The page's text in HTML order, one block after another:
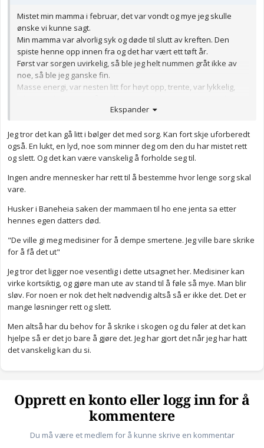
Mistet min mamma i februar, det var vondt og mye jeg skulle
ønske vi kunne sagt.
Min mamma var alvorlig syk og døde til slutt av kreften. Den
spiste henne opp innen fra og det har vært ett tøft år.
Først var sorgen uvirkelig, så ble jeg helt nummen gråt ikke av
noe, så ble jeg ganske fin.
Masse energi, var nesten litt for høyt opp, trente, var lykkelig,
igjen, føler på er enormt tomrom, jeg er så uendelig trist, jeg
"dumme" rådene ho kom med.
Gråter masse, men gjemmer meg for nå virker det som at alle
mener at min sorg bør være over. Det er den ikke, den er nesten
Dere som dessverre har vært igjennom noen sorger er det
vanlig at den blir forsterker igjen? Er dette fasene vi må
gjennom?
Jeg har opplevd sorger før, jeg bare husker ikke den ekstremt
Ekspander
Jeg tror det kan gå litt i bølger det med sorg. Kan fort skje uforberedt
også. En lukt, en lyd, noe som minner deg om den du har mistet rett
og slett. Og det kan være vanskelig å forholde seg til.
Ingen andre mennesker har rett til å bestemme hvor lenge sorg skal
vare.
Husker i Baneheia saken der mammaen til ho ene jenta sa etter
hennes egen datters død.
"De ville gi meg medisiner for å dempe smertene. Jeg ville bare skrike
for å få det ut"
Jeg tror det ligger noe vesentlig i dette utsagnet her. Medisiner kan
virke kortsiktig, og gjøre man ute av stand til å føle så mye. Man blir
sløv. For noen er nok det helt nødvendig altså så er ikke det. Det er
mange løsninger rett og slett.
Men altså har du behov for å skrike i skogen og du føler at det kan
hjelpe så er det jo bare å gjøre det. Jeg har gjort det når jeg har hatt
det vanskelig kan du si.
Opprett en konto eller logg inn for å
kommentere
Du må være et medlem for å kunne skrive en kommentar